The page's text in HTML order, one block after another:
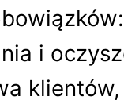
i